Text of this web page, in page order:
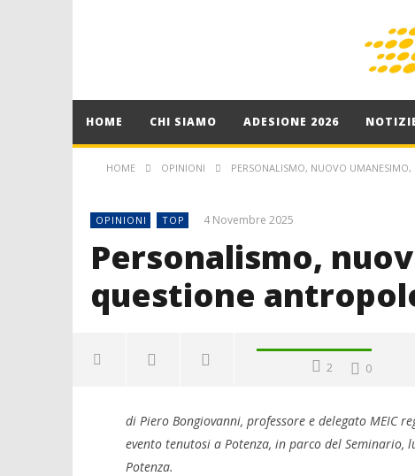
HOME CHI SIAMO ADESIONE 2026
HOME OPINIONI PERSONALISMO, NUOVO
OPINIONI TOP 4 Novembre 2025
Personalismo,
questione
2 0
di Piero Bongiovanni, professore e delegato MEIC
evento tenutosi a Potenza, in parco del
Potenza.